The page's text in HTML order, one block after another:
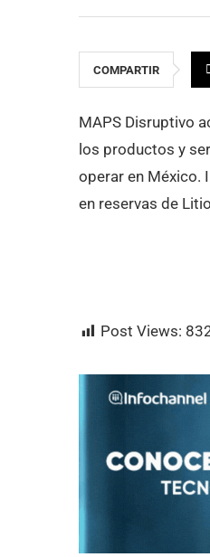
COMPARTIR
MAPS Disruptivo
los productos y
operar en México.
en reservas de
Post Views: